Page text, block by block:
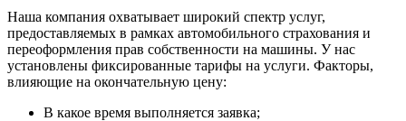
Наша компания охватывает широкий спектр услуг,
предоставляемых в рамках автомобильного страхования и
переоформления прав собственности на машины. У нас
установлены фиксированные тарифы на услуги. Факторы,
влияющие на окончательную цену:
В какое время выполняется заявка;